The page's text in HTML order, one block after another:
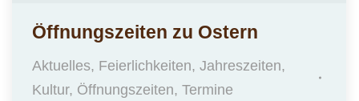
Öffnungszeiten zu Ostern
Aktuelles, Feierlichkeiten, Jahreszeiten,
Kultur, Öffnungszeiten, Termine